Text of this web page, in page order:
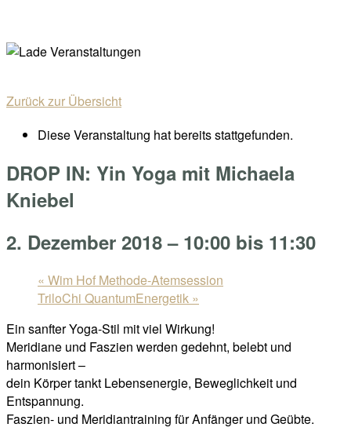
content
Menu
Zurück zur Übersicht
Diese Veranstaltung hat bereits stattgefunden.
DROP IN: Yin Yoga mit Michaela
Kniebel
2. Dezember 2018 – 10:00 bis 11:30
« Wim Hof Methode-Atemsession
TriloChi QuantumEnergetik »
Ein sanfter Yoga-Stil mit viel Wirkung!
Meridiane und Faszien werden gedehnt, belebt und
harmonisiert –
dein Körper tankt Lebensenergie, Beweglichkeit und
Entspannung.
Faszien- und Meridiantraining für Anfänger und Geübte.